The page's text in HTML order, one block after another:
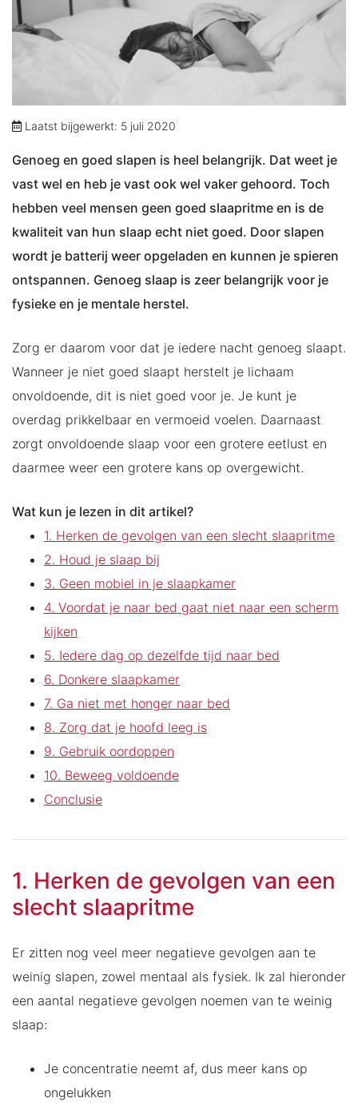
Laatst bijgewerkt: 5 juli 2020
Genoeg en goed slapen is heel belangrijk. Dat weet je
vast wel en heb je vast ook wel vaker gehoord. Toch
hebben veel mensen geen goed slaapritme en is de
kwaliteit van hun slaap echt niet goed. Door slapen
wordt je batterij weer opgeladen en kunnen je spieren
ontspannen. Genoeg slaap is zeer belangrijk voor je
fysieke en je mentale herstel.
Zorg er daarom voor dat je iedere nacht genoeg slaapt.
Wanneer je niet goed slaapt herstelt je lichaam
onvoldoende, dit is niet goed voor je. Je kunt je
overdag prikkelbaar en vermoeid voelen. Daarnaast
zorgt onvoldoende slaap voor een grotere eetlust en
daarmee weer een grotere kans op overgewicht.
Wat kun je lezen in dit artikel?
1. Herken de gevolgen van een slecht slaapritme
2. Houd je slaap bij
3. Geen mobiel in je slaapkamer
4. Voordat je naar bed gaat niet naar een scherm
kijken
5. Iedere dag op dezelfde tijd naar bed
6. Donkere slaapkamer
7. Ga niet met honger naar bed
8. Zorg dat je hoofd leeg is
9. Gebruik oordoppen
10. Beweeg voldoende
Conclusie
1. Herken de gevolgen van een
slecht slaapritme
Er zitten nog veel meer negatieve gevolgen aan te
weinig slapen, zowel mentaal als fysiek. Ik zal hieronder
een aantal negatieve gevolgen noemen van te weinig
slaap:
Je concentratie neemt af, dus meer kans op
ongelukken